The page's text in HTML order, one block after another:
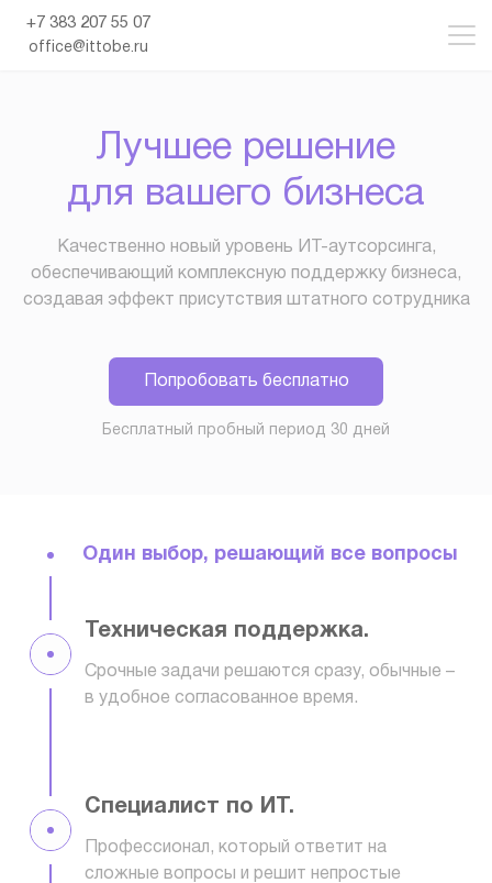
+7 383 207 55 07
office@ittobe.ru
Лучшее решение
для вашего бизнеса
Качественно новый уровень ИТ-аутсорсинга,
обеспечивающий комплексную поддержку бизнеса,
создавая эффект присутствия штатного сотрудника
Попробовать бесплатно
Бесплатный пробный период 30 дней
Один выбор, решающий все вопросы
Техническая поддержка.
Срочные задачи решаются сразу, обычные –
в удобное согласованное время.
Специалист по ИТ.
Профессионал, который ответит на
сложные вопросы и решит непростые